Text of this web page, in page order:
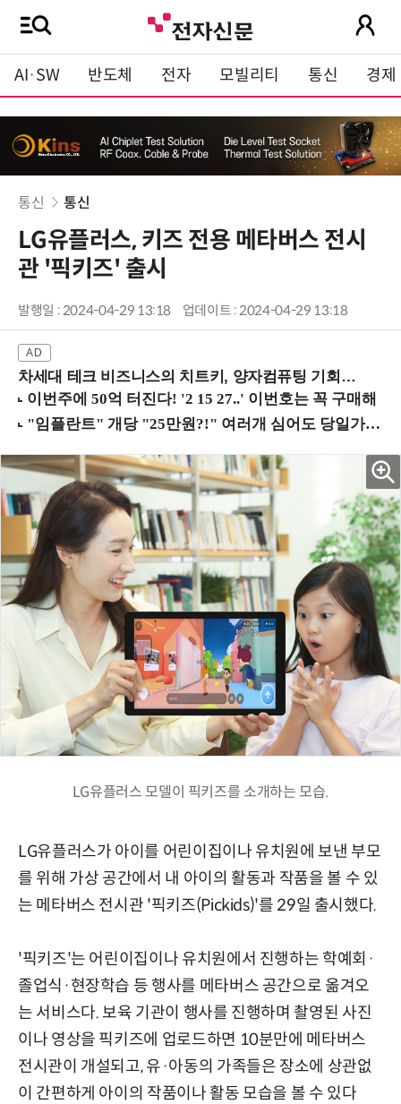
AI·SW 반도체 전자 모빌리티 통신 경제
통신 통신
LG유플러스, 키즈 전용 메타버스 전시
관 '픽키즈' 출시
발행일 : 2024-04-29 13:18 업데이트 : 2024-04-29 13:18
차세대 테크 비즈니스의 치트키, 양자컴퓨팅 기회를 선점하라! (8/28 강남역)
LG유플러스 모델이 픽키즈를 소개하는 모습.
LG유플러스가 아이를 어린이집이나 유치원에 보낸 부모
를 위해 가상 공간에서 내 아이의 활동과 작품을 볼 수 있
는 메타버스 전시관 '픽키즈(Pickids)'를 29일 출시했다.
'픽키즈'는 어린이집이나 유치원에서 진행하는 학예회·
졸업식·현장학습 등 행사를 메타버스 공간으로 옮겨오
는 서비스다. 보육 기관이 행사를 진행하며 촬영된 사진
이나 영상을 픽키즈에 업로드하면 10분만에 메타버스
전시관이 개설되고, 유·아동의 가족들은 장소에 상관없
이 간편하게 아이의 작품이나 활동 모습을 볼 수 있다